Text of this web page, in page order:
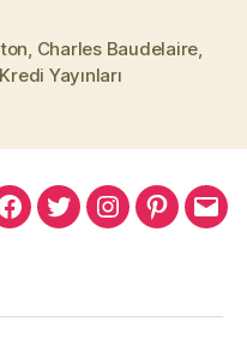
, Charles Baudelaire,
Yayınları
MuratMuratMuratPinterest